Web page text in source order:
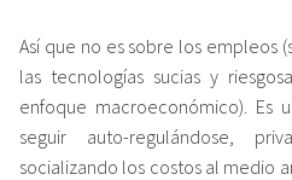
Así que no es sobre los empleos
las tecnologías sucias y
enfoque macroeconómico). Es
seguir auto-regulándose,
socializando los costos al medio